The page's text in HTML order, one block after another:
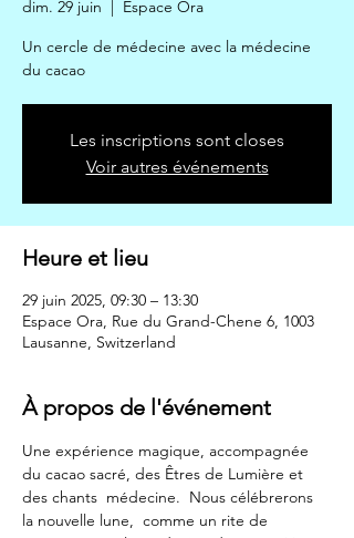
dim. 29 juin
  |
Espace Ora
Un cercle de médecine avec la médecine
du cacao
Les inscriptions sont closes
Voir autres événements
Heure et lieu
29 juin 2025, 09:30 – 13:30
Espace Ora, Rue du Grand-Chene 6, 1003
Lausanne, Switzerland
À propos de l'événement
Une expérience magique, accompagnée
du cacao sacré, des Êtres de Lumière et
des chants  médecine.  Nous célébrerons
la nouvelle lune,  comme un rite de